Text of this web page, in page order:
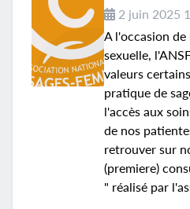
2 juin 2025
A l'occasion de
sexuelle,
valeurs
pratique de
l'accès aux
de nos
retrouver sur
(premiere)
" réalisé par